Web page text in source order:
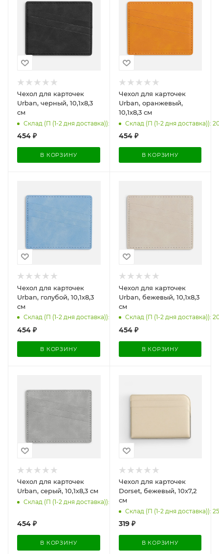
Чехол для карточек
Urban, черный, 10,1х8,3
см
Склад (П (1-2 дня доставка)): 148
454 ₽
В КОРЗИНУ
Чехол для карточек
Urban, оранжевый,
10,1х8,3 см
Склад (П (1-2 дня доставка)):
454₽
В КОРЗИНУ
Чехол для карточек
Urban, голубой, 10,1х8,3
см
Склад (П (1-2 дня доставка)): 200
454 ₽
В КОРЗИНУ
Чехол для карточек
Urban, бежевый, 10,1х8,3
см
Склад (П (1-2 дня доставка)):
454₽
В КОРЗИНУ
Чехол для карточек
Urban, серый, 10,1х8,3 см
Склад (П (1-2 дня доставка)): 202
454 ₽
В КОРЗИНУ
Чехол для карточек
Dorset, бежевый, 10х7,2
см
Склад (П (1-2 дня доставка)):
319₽
В КОРЗИНУ